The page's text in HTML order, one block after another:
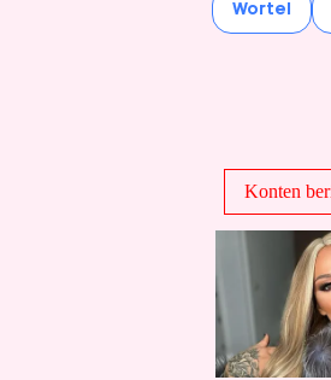
Wortel